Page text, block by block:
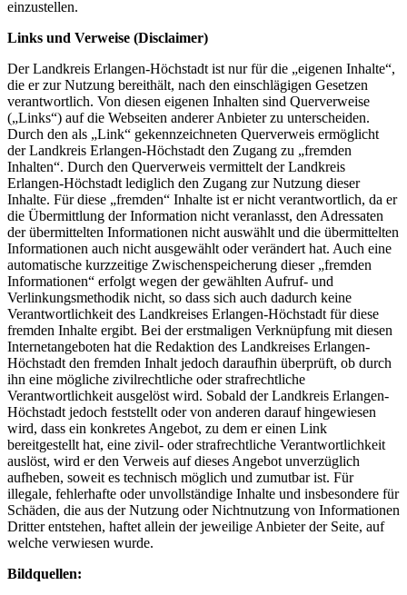
einzustellen.
Links und Verweise (Disclaimer)
Der Landkreis Erlangen-Höchstadt ist nur für die „eigenen Inhalte“,
die er zur Nutzung bereithält, nach den einschlägigen Gesetzen
verantwortlich. Von diesen eigenen Inhalten sind Querverweise
(„Links“) auf die Webseiten anderer Anbieter zu unterscheiden.
Durch den als „Link“ gekennzeichneten Querverweis ermöglicht
der Landkreis Erlangen-Höchstadt den Zugang zu „fremden
Inhalten“. Durch den Querverweis vermittelt der Landkreis
Erlangen-Höchstadt lediglich den Zugang zur Nutzung dieser
Inhalte. Für diese „fremden“ Inhalte ist er nicht verantwortlich, da er
die Übermittlung der Information nicht veranlasst, den Adressaten
der übermittelten Informationen nicht auswählt und die übermittelten
Informationen auch nicht ausgewählt oder verändert hat. Auch eine
automatische kurzzeitige Zwischenspeicherung dieser „fremden
Informationen“ erfolgt wegen der gewählten Aufruf- und
Verlinkungsmethodik nicht, so dass sich auch dadurch keine
Verantwortlichkeit des Landkreises Erlangen-Höchstadt für diese
fremden Inhalte ergibt. Bei der erstmaligen Verknüpfung mit diesen
Internetangeboten hat die Redaktion des Landkreises Erlangen-
Höchstadt den fremden Inhalt jedoch daraufhin überprüft, ob durch
ihn eine mögliche zivilrechtliche oder strafrechtliche
Verantwortlichkeit ausgelöst wird. Sobald der Landkreis Erlangen-
Höchstadt jedoch feststellt oder von anderen darauf hingewiesen
wird, dass ein konkretes Angebot, zu dem er einen Link
bereitgestellt hat, eine zivil- oder strafrechtliche Verantwortlichkeit
auslöst, wird er den Verweis auf dieses Angebot unverzüglich
aufheben, soweit es technisch möglich und zumutbar ist. Für
illegale, fehlerhafte oder unvollständige Inhalte und insbesondere für
Schäden, die aus der Nutzung oder Nichtnutzung von Informationen
Dritter entstehen, haftet allein der jeweilige Anbieter der Seite, auf
welche verwiesen wurde.
Bildquellen: